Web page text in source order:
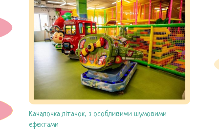
Атракціони
Днi народження
Кафе
Цiни
Контакти
Качалочка літачок, з особливими шумовими
ефектами